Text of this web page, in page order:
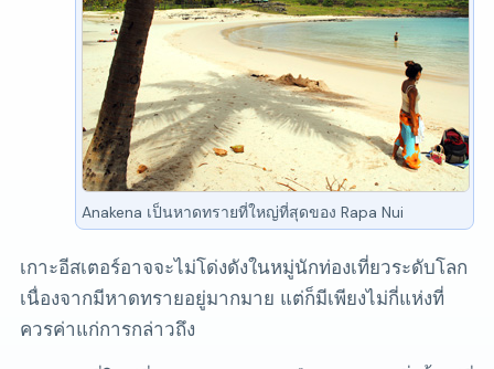
Anakena เป็นหาดทรายที่ใหญ่ที่สุดของ Rapa Nui
เกาะอีสเตอร์อาจจะไม่โด่งดังในหมู่นักท่องเที่ยวระดับโลก
เนื่องจากมีหาดทรายอยู่มากมาย แต่ก็มีเพียงไม่กี่แห่งที่
ควรค่าแก่การกล่าวถึง